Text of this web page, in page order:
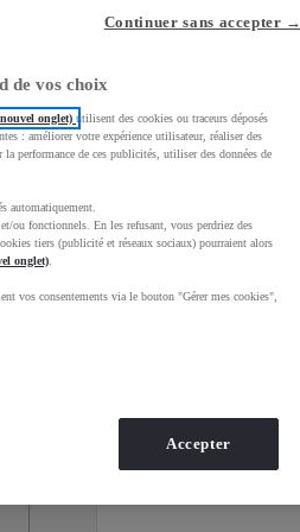
de vos choix
onglet) utilisent des cookies ou traceurs déposés
: améliorer votre expérience utilisateur, réaliser des
performance de ces publicités, utiliser des données de
automatiquement.
ou fonctionnels. En les refusant, vous perdriez des
tiers (publicité et réseaux sociaux) pourraient alors
onglet)
vos consentements via le bouton "Gérer mes cookies",
Continuer sans accepter →
Accepter